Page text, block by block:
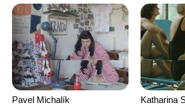
Pavel Michalík
Katharina